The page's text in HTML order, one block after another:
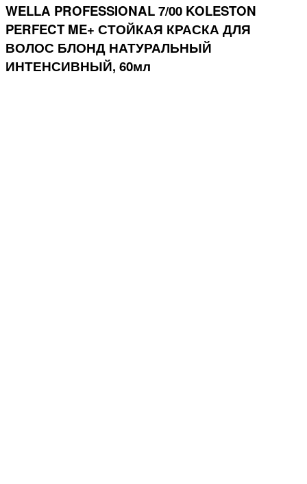
WELLA PROFESSIONAL 7/00 KOLESTON
PERFECT ME+ СТОЙКАЯ КРАСКА ДЛЯ
ВОЛОС БЛОНД НАТУРАЛЬНЫЙ
ИНТЕНСИВНЫЙ, 60мл